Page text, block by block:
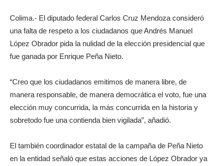
Colima.- El diputado federal Carlos Cruz Mendoza consideró
una falta de respeto a los ciudadanos que Andrés Manuel
López Obrador pida la nulidad de la elección presidencial que
fue ganada por Enrique Peña Nieto.
“Creo que los ciudadanos emitimos de manera libre, de
manera responsable, de manera democrática el voto, fue una
elección muy concurrida, la más concurrida en la historia y
sobretodo fue una contienda bien vigilada”, añadió.
El también coordinador estatal de la campaña de Peña Nieto
en la entidad señaló que estas acciones de López Obrador ya